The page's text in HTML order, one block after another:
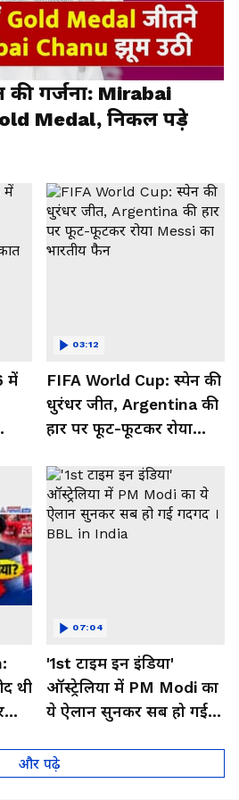
की गर्जना: Mirabai
Medal, निकल पड़े
में
FIFA World Cup: स्पेन की
धुरंधर जीत, Argentina की
हार पर फूट-फूटकर रोया
03:12
थी
'1st टाइम इन इंडिया'
ऑस्ट्रेलिया में PM Modi का
ये ऐलान सुनकर सब हो गई
07:04
और पढ़े